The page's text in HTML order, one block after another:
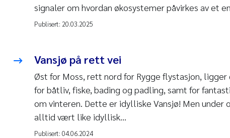
signaler om hvordan økosystemer påvirkes av et
Publisert: 20.03.2025
Vansjø på rett vei
Øst for Moss, rett nord for Rygge flystasjon, ligger
for båtliv, fiske, bading og padling, samt for
om vinteren. Dette er idylliske Vansjø! Men under
alltid vært like idyllisk…
Publisert: 04.06.2024